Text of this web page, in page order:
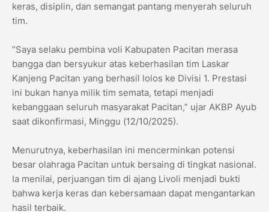
keras, disiplin, dan semangat pantang menyerah seluruh
tim.
“Saya selaku pembina voli Kabupaten Pacitan merasa
bangga dan bersyukur atas keberhasilan tim Laskar
Kanjeng Pacitan yang berhasil lolos ke Divisi 1. Prestasi
ini bukan hanya milik tim semata, tetapi menjadi
kebanggaan seluruh masyarakat Pacitan,” ujar AKBP Ayub
saat dikonfirmasi, Minggu (12/10/2025).
Menurutnya, keberhasilan ini mencerminkan potensi
besar olahraga Pacitan untuk bersaing di tingkat nasional.
Ia menilai, perjuangan tim di ajang Livoli menjadi bukti
bahwa kerja keras dan kebersamaan dapat mengantarkan
hasil terbaik.